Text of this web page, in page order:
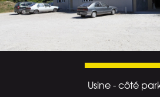
Usine - côté